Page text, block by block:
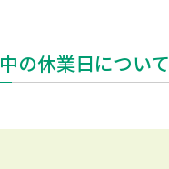
の休業日について